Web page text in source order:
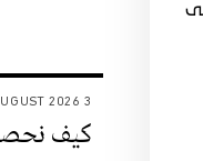
3 AUGUST 2026
كيف